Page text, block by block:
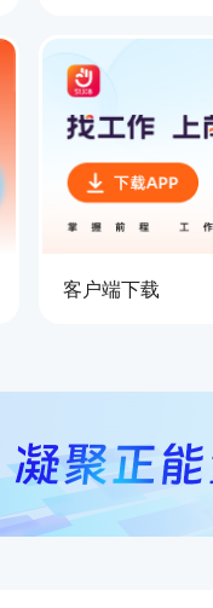
客户端下载